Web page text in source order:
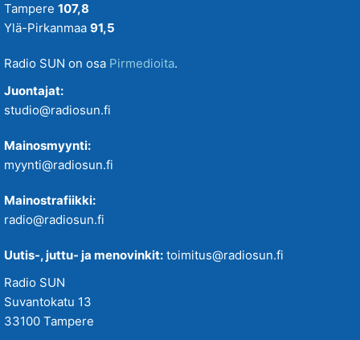
Tampere 107,8
Ylä-Pirkanmaa 91,5
Radio SUN on osa Pirmedioita.
Juontajat:
studio@radiosun.fi
Mainosmyynti:
myynti@radiosun.fi
Mainostrafiikki:
radio@radiosun.fi
Uutis-, juttu- ja menovinkit: toimitus@radiosun.fi
Radio SUN
Suvantokatu 13
33100 Tampere